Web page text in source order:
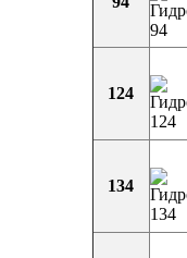
124
134